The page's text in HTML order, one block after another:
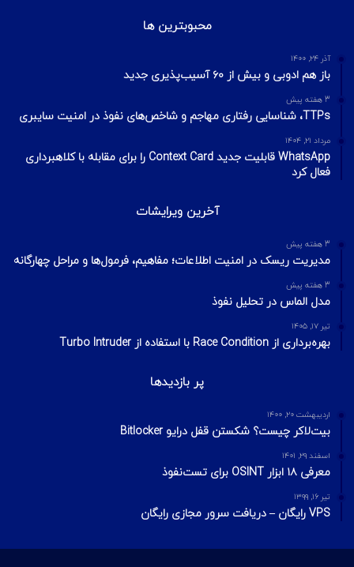
محبوبترین ها
آذر ۲۴, ۱۴۰۰
باز هم ادوبی و بیش از ۶۰ آسیب‌پذیری جدید
3 هفته پیش
TTPs، شناسایی رفتاری مهاجم و شاخص‌های نفوذ در امنیت سایبری
مرداد ۲۱, ۱۴۰۴
WhatsApp قابلیت جدید Context Card را برای مقابله با کلاهبرداری
فعال کرد
آخرین ویرایشات
3 هفته پیش
مدیریت ریسک در امنیت اطلاعات؛ مفاهیم، فرمول‌ها و مراحل چهارگانه
3 هفته پیش
مدل الماس در تحلیل نفوذ
تیر ۱۷, ۱۴۰۵
بهره‌برداری از Race Condition با استفاده از Turbo Intruder
پر بازدیدها
اردیبهشت ۲۰, ۱۴۰۰
بیت‌لاکر چیست؟ شکستن قفل درایو Bitlocker
اسفند ۲۹, ۱۴۰۱
معرفی ۱۸ ابزار OSINT برای تست‌نفوذ
تیر ۱۶, ۱۳۹۹
VPS رایگان – دریافت سرور مجازی رایگان